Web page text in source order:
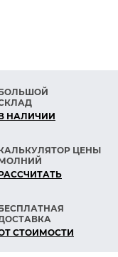
НАЛИЧИИ
ЦЕНЫ
СТОИМОСТИ